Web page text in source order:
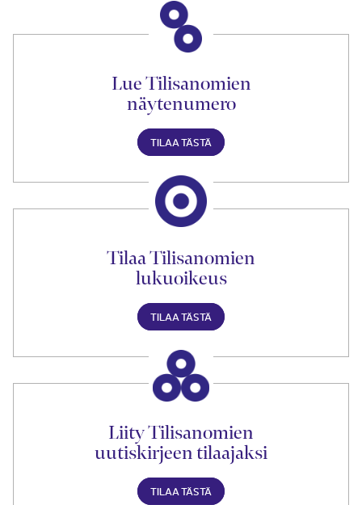
Lue Tilisanomien
näytenumero
TILAA TÄSTÄ
Tilaa Tilisanomien
lukuoikeus
TILAA TÄSTÄ
Liity Tilisanomien
uutiskirjeen tilaajaksi
TILAA TÄSTÄ